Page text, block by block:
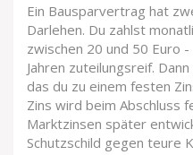
Ein Bausparvertrag hat
Darlehen. Du zahlst
zwischen 20 und 50 Euro
Jahren zuteilungsreif.
das du zu einem festen
Zins wird beim Abschluss
Marktzinsen später
Schutzschild gegen teure